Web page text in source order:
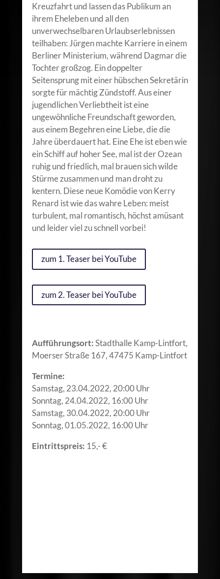
Kreuzfahrt und lassen das Publikum an
ihrem Eheleben und all den
unverwechselbaren Urlaubserlebnissen
teilhaben: Jürgen machte Karriere in einem
Berliner Ministerium, während Dagmar die
Tochter großzog. Ein doppelter
Seitensprung mit einer hübschen Sekretärin
sorgte für mächtig Zündstoff. Aus einer
jugendlichen Verliebtheit ist eine
ungewöhnliche Freundschaft geworden,
aus einem Begehren eine Liebe, die die
Jahre überdauert hat. Eine Ehe ist eben wie
ein Schiff auf hoher See, mal ist der Ozean
ruhig und friedlich, mal brauen sich wilde
Stürme zusammen und man droht zu
kentern. Diese neue Komödie von Kerry
Renard ist wie das wahre Leben: meist
turbulent, mal romantisch, höchst amüsant
und leider viel zu schnell vorbei!
zum 1. Teaser bei YouTube
zum 2. Teaser bei YouTube
Aufführungsort:Stadthalle Kamp-Lintfort,
Moerser Straße 167, 47475 Kamp-Lintfort
Termine:
Samstag, 23.04.2022, 20:00 Uhr
Sonntag, 24.04.2022, 16:00 Uhr
Samstag, 30.04.2022, 20:00 Uhr
Sonntag, 01.05.2022, 16:00 Uhr
Eintrittspreis: 15,- €